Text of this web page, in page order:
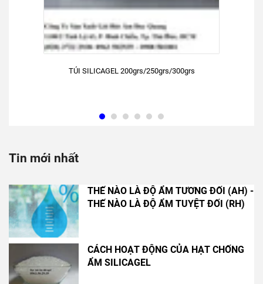
TÚI SILICAGEL 200grs/250grs/300grs
Tin mới nhất
THẾ NÀO LÀ ĐỘ ẨM TƯƠNG ĐỐI (AH) -
THẾ NÀO LÀ ĐỘ ẨM TUYỆT ĐỐI (RH)
CÁCH HOẠT ĐỘNG CỦA HẠT CHỐNG
ẨM SILICAGEL